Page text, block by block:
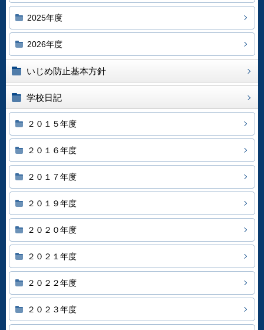
2025年度
2026年度
いじめ防止基本方針
学校日記
２０１５年度
２０１６年度
２０１７年度
２０１９年度
２０２０年度
２０２１年度
２０２２年度
２０２３年度